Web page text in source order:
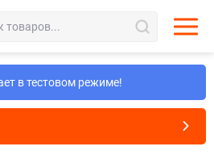
в тестовом режиме!